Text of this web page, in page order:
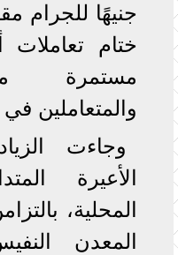
جنيهًا للجرام
ختام
مستمرة
والمتعاملين
وجاءت
الأعيرة
المحلية،
المعدن